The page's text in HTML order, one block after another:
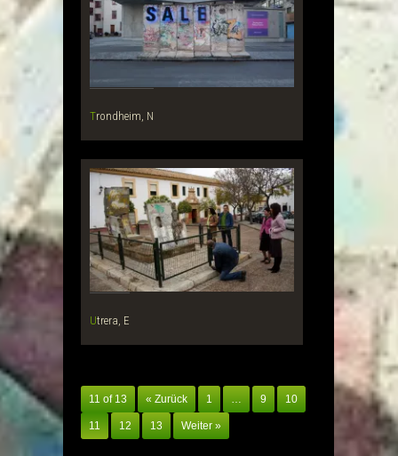
Trondheim, N
Utrera, E
11 of 13 « Zurück 1 … 9 10
11 12 13 Weiter »